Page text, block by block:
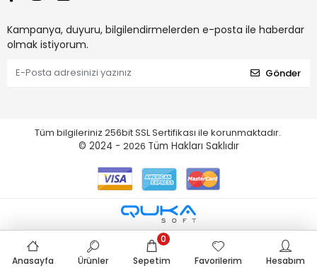
Kampanya, duyuru, bilgilendirmelerden e-posta ile haberdar
olmak istiyorum.
Gönder
Tüm bilgileriniz 256bit SSL Sertifikası ile korunmaktadır.
© 2024 - 2026 Tüm Hakları Saklıdır
Anasayfa Ürünler Sepetim
0
Favorilerim
Hesabım